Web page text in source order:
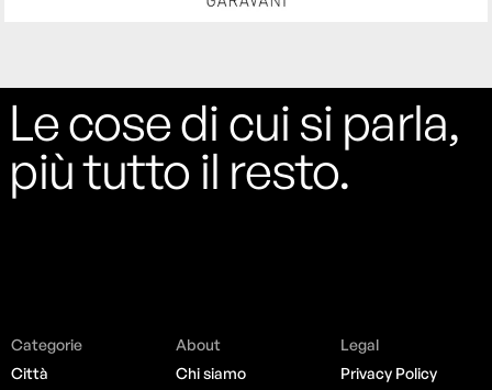
Le cose di cui si parla,
più tutto il resto.
Categorie
Città
About
Chi siamo
Legal
Privacy Policy